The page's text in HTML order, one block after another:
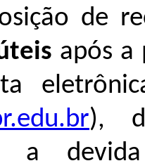
de
após a
),
a